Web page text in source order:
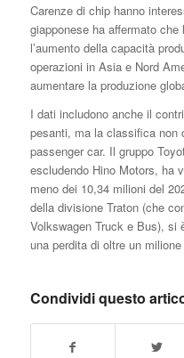
Carenze di chip hanno
giapponese ha affermato
l’aumento della capacità
operazioni in Asia e Nord
aumentare la produzione
I dati includono anche il
pesanti, ma la classifica non
passenger car. Il gruppo
escludendo Hino Motors, ha
meno dei 10,34 milioni del
della divisione Traton (che
Volkswagen Truck e Bus), si
una perdita di oltre un
Condividi questo